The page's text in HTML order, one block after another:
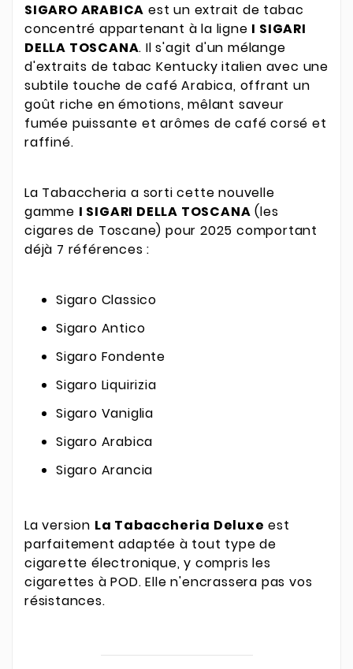
SIGARO ARABICA est un extrait de tabac
concentré appartenant à la ligne I SIGARI
DELLA TOSCANA. Il s'agit d'un mélange
d'extraits de tabac Kentucky italien avec une
subtile touche de café Arabica, offrant un
goût riche en émotions, mêlant saveur
fumée puissante et arômes de café corsé et
raffiné.
La Tabaccheria a sorti cette nouvelle
gamme I SIGARI DELLA TOSCANA (les
cigares de Toscane) pour 2025 comportant
déjà 7 références :
Sigaro Classico
Sigaro Antico
Sigaro Fondente
Sigaro Liquirizia
Sigaro Vaniglia
Sigaro Arabica
Sigaro Arancia
La version La Tabaccheria Deluxe est
parfaitement adaptée à tout type de
cigarette électronique, y compris les
cigarettes à POD. Elle n'encrassera pas vos
résistances.